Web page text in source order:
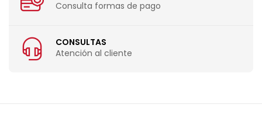
Consulta formas de pago
CONSULTAS
Atención al cliente